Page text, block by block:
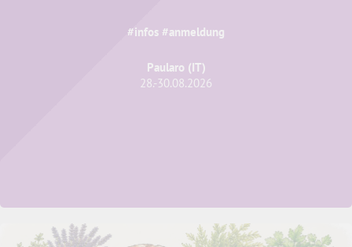
#infos #anmeldung
Paularo (IT)
28.-30.08.2026